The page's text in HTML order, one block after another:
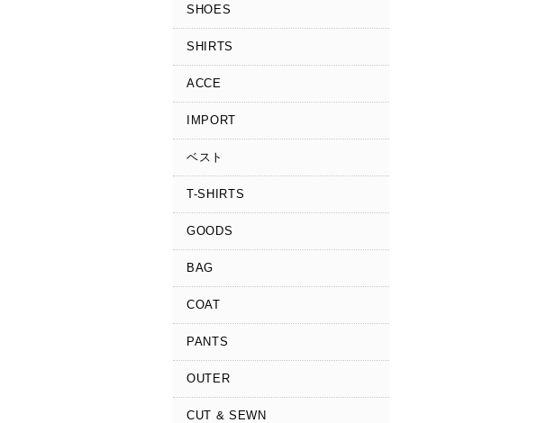
SHOES
SHIRTS
ACCE
IMPORT
ベスト
T-SHIRTS
GOODS
BAG
COAT
PANTS
OUTER
CUT & SEWN